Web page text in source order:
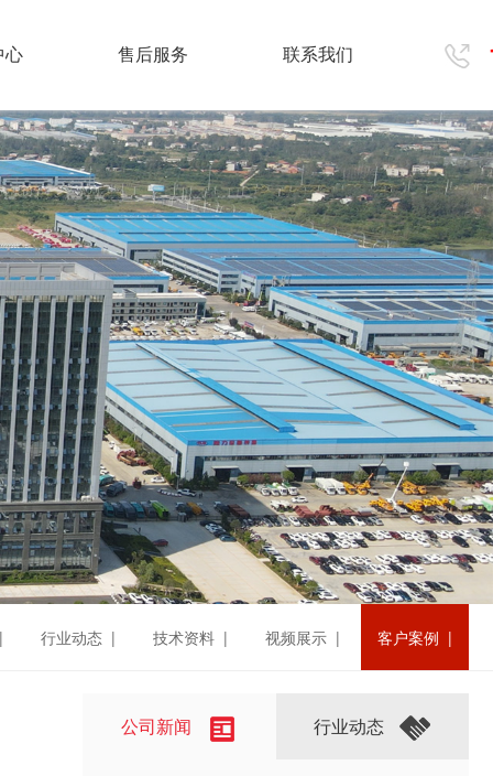
心 售后服务 联系我们
行业动态 | 技术资料 | 视频展示 | 客户案例 |
公司新闻 行业动态